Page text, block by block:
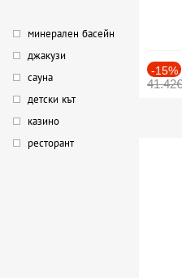
минерален басейн
джакузи
сауна
детски кът
казино
ресторант
-15%
41.42€